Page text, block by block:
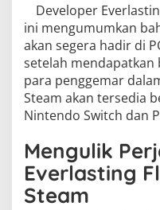
Developer
ini mengumumkan
akan segera hadir di
setelah
para penggemar
Steam akan tersedia
Nintendo Switch dan
Mengulik
Everlasting
Steam